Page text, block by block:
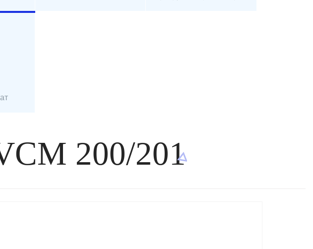
200/201